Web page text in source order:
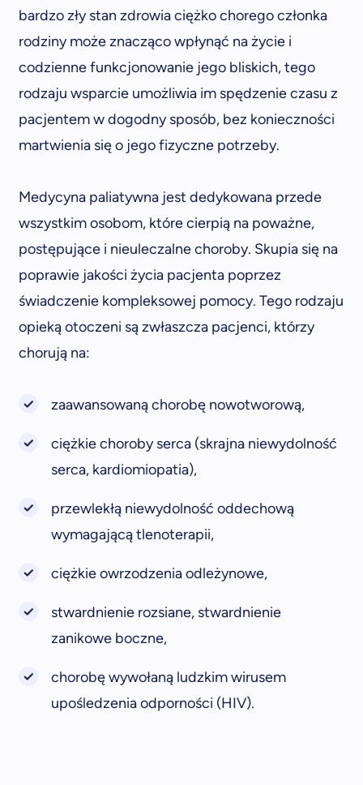
bardzo zły stan zdrowia ciężko chorego członka
rodziny może znacząco wpłynąć na życie i
codzienne funkcjonowanie jego bliskich, tego
rodzaju wsparcie umożliwia im spędzenie czasu z
pacjentem w dogodny sposób, bez konieczności
martwienia się o jego fizyczne potrzeby.
Medycyna paliatywna jest dedykowana przede
wszystkim osobom, które cierpią na poważne,
postępujące i nieuleczalne choroby. Skupia się na
poprawie jakości życia pacjenta poprzez
świadczenie kompleksowej pomocy. Tego rodzaju
opieką otoczeni są zwłaszcza pacjenci, którzy
chorują na:
zaawansowaną chorobę nowotworową,
ciężkie choroby serca (skrajna niewydolność
serca, kardiomiopatia),
przewlekłą niewydolność oddechową
wymagającą tlenoterapii,
ciężkie owrzodzenia odleżynowe,
stwardnienie rozsiane, stwardnienie
zanikowe boczne,
chorobę wywołaną ludzkim wirusem
upośledzenia odporności (HIV).